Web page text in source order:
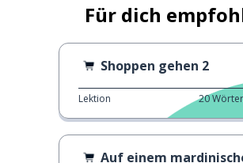
Für dich
Shoppen gehen 2
Lektion 20
Auf einem mardinischen Basar